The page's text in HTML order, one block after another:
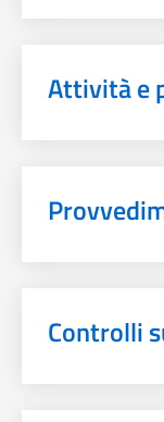
Attività e
Controlli